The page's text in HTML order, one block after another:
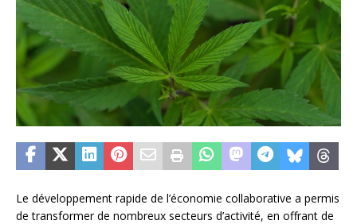
Le développement rapide de l’économie collaborative a permis
de transformer de nombreux secteurs d’activité, en offrant de